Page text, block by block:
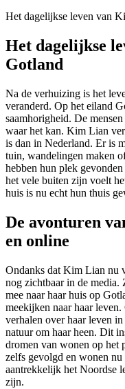
Het dagelijkse leven van
Het dagelijkse
Gotland
Na de verhuizing is het
veranderd. Op het eiland
saamhorigheid. De
waar het kan. Kim Lian
is dan in Nederland. Er is
tuin, wandelingen maken
hebben hun plek
het vele buiten zijn voelt
huis is nu echt hun thuis
De avonturen
en online
Ondanks dat Kim Lian nu
nog zichtbaar in de media.
mee naar haar huis op
meekijken naar haar leven.
verhalen over haar leven
natuur om haar heen. Dit
dromen van wonen op het
zelfs gevolgd en wonen
aantrekkelijk het Noordse
zijn.